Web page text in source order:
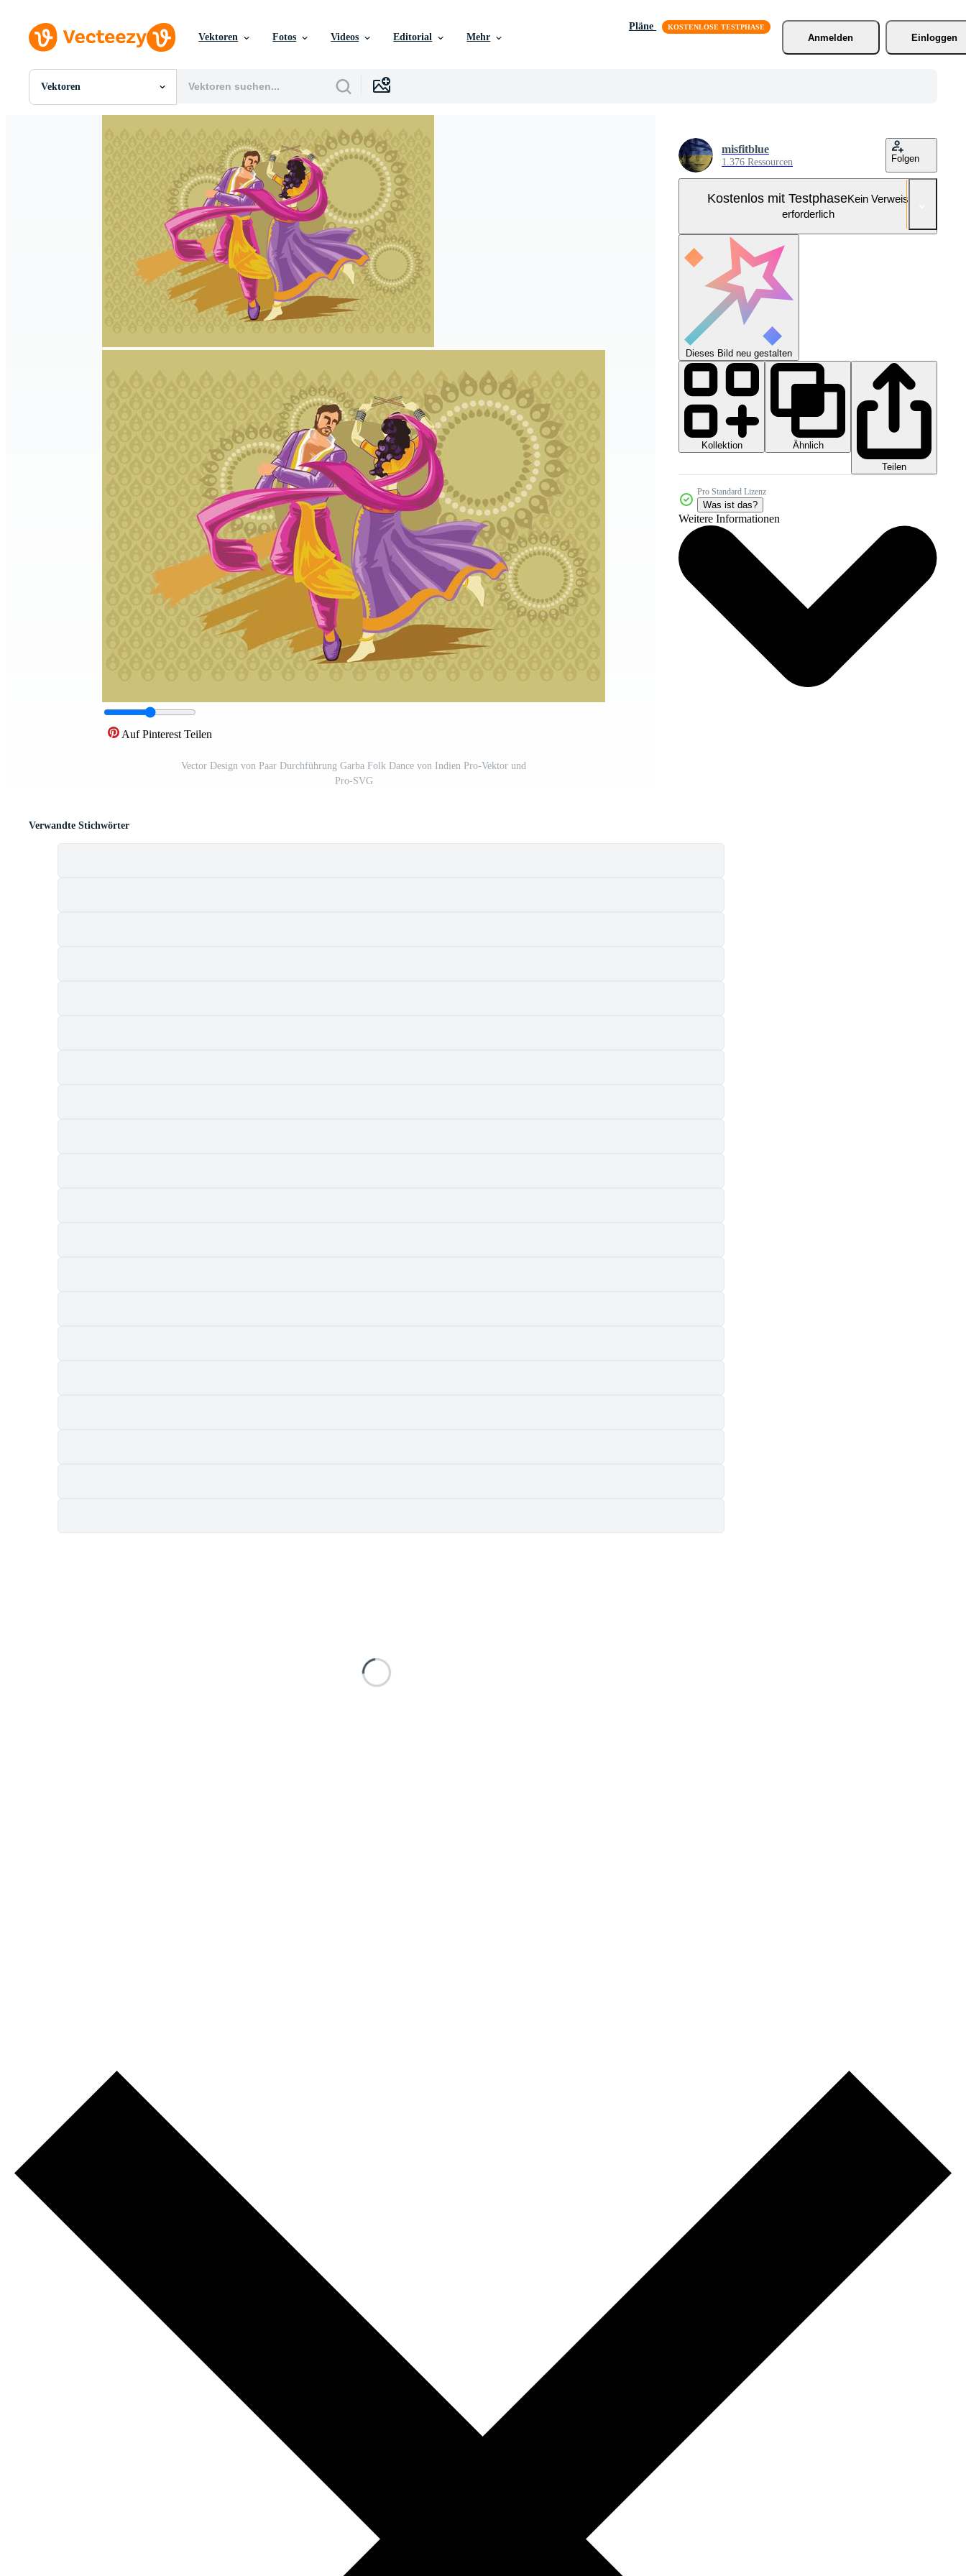
Vektoren Fotos Videos Editorial Mehr
Pläne
Anmelden
Einloggen
Vektoren
Alle Bilder
Motion Graphics
Redaktionelle Bilder
Redaktionelle Ereignisse
Auf Pinterest Teilen
Vector Design von Paar Durchführung Garba Folk Dance von Indien Pro-Vektor und
Pro-SVG
misfitblue
1.376 Ressourcen Folgen
Kostenlos mit TestphaseKein Verweis
erforderlich
Dieses Bild neu gestalten
Kollektion
Ähnlich
Teilen
Pro Standard Lizenz
Was ist das?
Weitere Informationen
Verwandte Stichwörter